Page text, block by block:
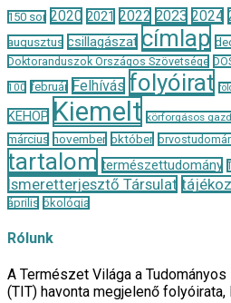
150 sor 2020 2021 2022 2023 2024
augusztus csillagászat címlap
Doktoranduszok Országos Szövetsége
100 február Felhívás folyóirat
KEHOP Kiemelt körforgásos
március november október
tartalom természettudomány
Ismeretterjesztő Társulat
április ökológia
Rólunk
A Természet Világa a
(TIT) havonta megjelenő